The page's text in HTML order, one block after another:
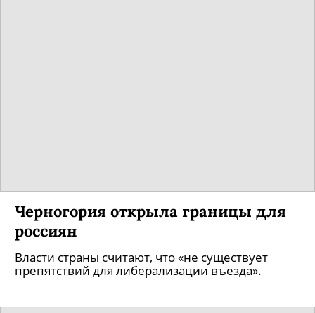
Черногория открыла границы для
россиян
Власти страны считают, что «не существует
препятствий для либерализации въезда».